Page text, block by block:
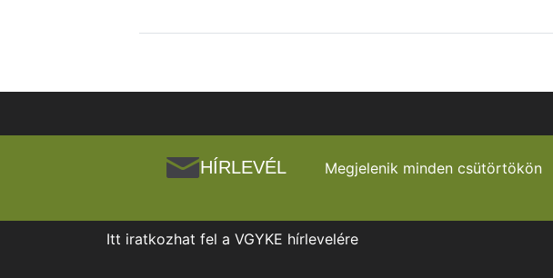
HÍRLEVÉL Megjelenik minden csütörtökön
Itt iratkozhat fel a VGYKE hírlevelére